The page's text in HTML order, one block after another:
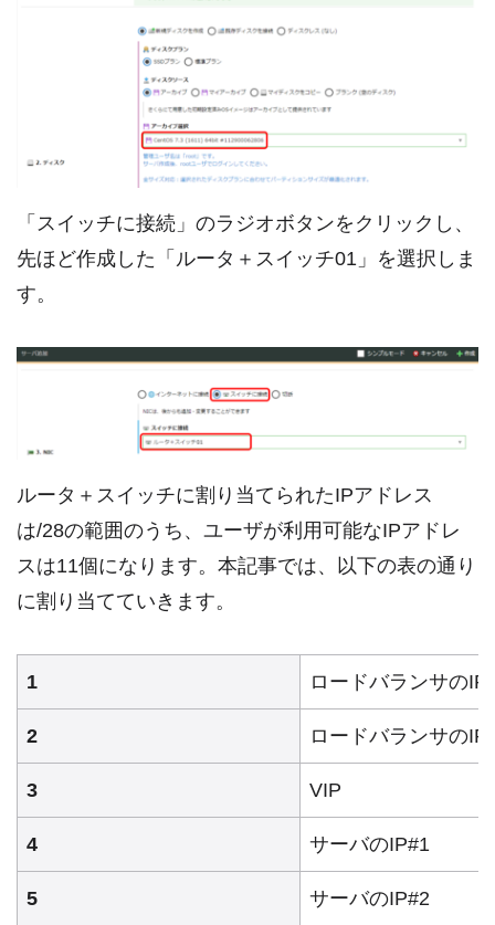
「スイッチに接続」のラジオボタンをクリックし、
先ほど作成した「ルータ＋スイッチ01」を選択しま
す。
ルータ＋スイッチに割り当てられたIPアドレス
は/28の範囲のうち、ユーザが利用可能なIPアドレ
スは11個になります。本記事では、以下の表の通り
に割り当てていきます。
1 ロードバランサの
2 ロードバランサの
3 VIP
4 サーバのIP#1
5 サーバのIP#2